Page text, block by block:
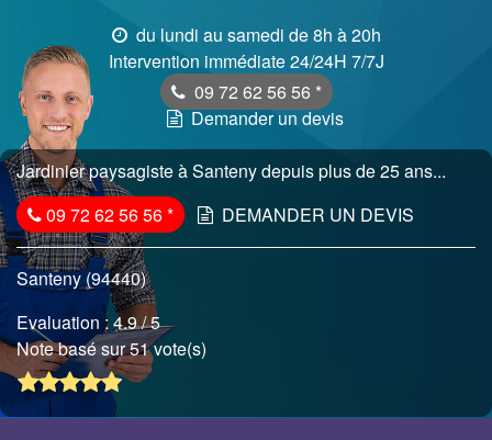
du lundi au samedi de 8h à 20h
Intervention immédiate 24/24H 7/7J
09 72 62 56 56 *
Demander un devis
Jardinier paysagiste à Santeny depuis plus de 25 ans...
09 72 62 56 56* DEMANDER UN DEVIS
Santeny (94440)
Evaluation :4.9/ 5
Note basé sur 51 vote(s)